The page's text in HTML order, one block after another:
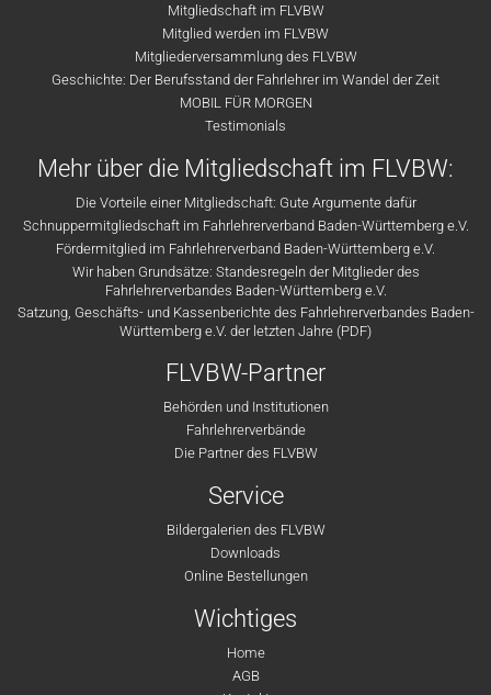
Mitgliedschaft im FLVBW
Mitglied werden im FLVBW
Mitgliederversammlung des FLVBW
Geschichte: Der Berufsstand der Fahrlehrer im Wandel der Zeit
MOBIL FÜR MORGEN
Testimonials
Mehr über die Mitgliedschaft im FLVBW:
Die Vorteile einer Mitgliedschaft: Gute Argumente dafür
Schnuppermitgliedschaft im Fahrlehrerverband Baden-Württemberg e.V.
Fördermitglied im Fahrlehrerverband Baden-Württemberg e.V.
Wir haben Grundsätze: Standesregeln der Mitglieder des
Fahrlehrerverbandes Baden-Württemberg e.V.
Satzung, Geschäfts- und Kassenberichte des Fahrlehrerverbandes Baden-
Württemberg e.V. der letzten Jahre (PDF)
FLVBW-Partner
Behörden und Institutionen
Fahrlehrerverbände
Die Partner des FLVBW
Service
Bildergalerien des FLVBW
Downloads
Online Bestellungen
Wichtiges
Home
AGB